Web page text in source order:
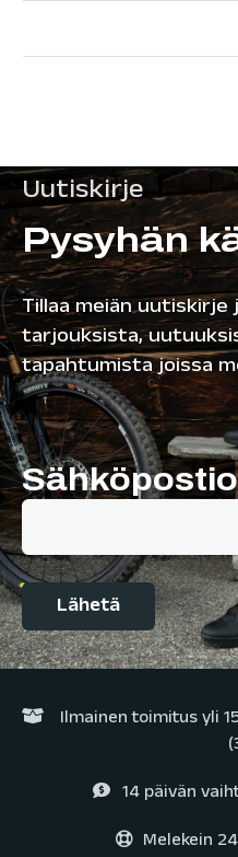
Uutiskirje
Pysyhän
Tillaa meiän
tarjouksista,
tapahtumista joissa
Ilmainen toimitus yli
14 päivän
Melekein